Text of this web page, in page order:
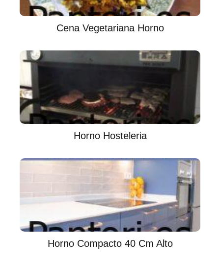
Cena Vegetariana Horno
Horno Hosteleria
Horno Compacto 40 Cm Alto